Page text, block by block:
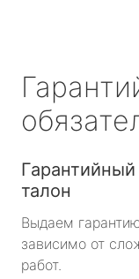
Гарантийный
талон
Выдаем
зависимо от
работ.